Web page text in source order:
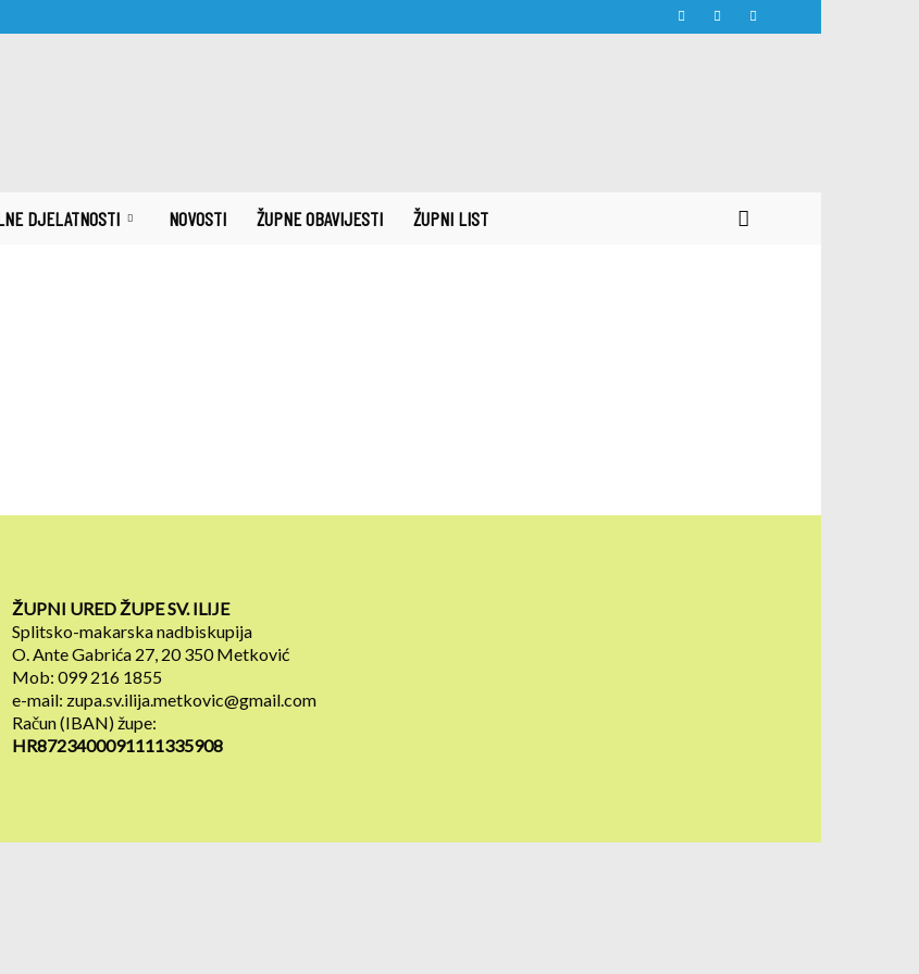
DJELATNOSTI NOVOSTI ŽUPNE OBAVIJESTI ŽUPNI LIST
ŽUPNI URED ŽUPE SV. ILIJE
Splitsko-makarska nadbiskupija
O. Ante Gabrića 27, 20 350 Metković
Mob: 099 216 1855
e-mail: zupa.sv.ilija.metkovic@gmail.com
Račun (IBAN) župe:
HR8723400091111335908